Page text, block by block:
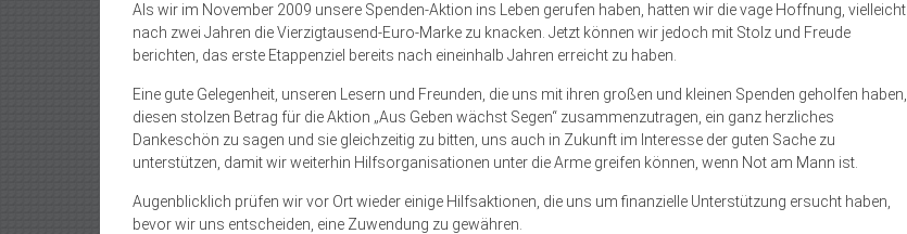
Als wir im November 2009 unsere Spenden-Aktion ins Leben gerufen haben, hatten wir die vage Hoffnung, vielleicht
nach zwei Jahren die Vierzigtausend-Euro-Marke zu kna­cken. Jetzt können wir jedoch mit Stolz und Freude
berichten, das erste Etappenziel bereits nach eineinhalb Jahren erreicht zu haben.
Eine gute Gelegenheit, unseren Lesern und Freunden, die uns mit ihren großen und kleinen Spenden geholfen haben,
diesen stolzen Betrag für die Aktion „Aus Geben wächst Segen“ zusammenzutragen, ein ganz herzliches
Dankeschön zu sagen und sie gleichzeitig zu bitten, uns auch in Zukunft im Interesse der guten Sache zu
unterstützen, damit wir weiterhin Hilfsorganisationen unter die Arme greifen können, wenn Not am Mann ist.
Augenblicklich prüfen wir vor Ort wieder einige Hilfsaktionen, die uns um finanzielle Unterstützung ersucht haben,
bevor wir uns entscheiden, eine Zuwendung zu gewähren.